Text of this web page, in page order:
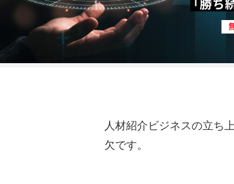
人材紹介ビジネスの立ち
欠です。